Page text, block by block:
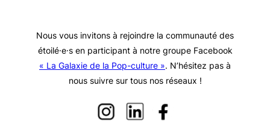
Nous vous invitons à rejoindre la communauté des
étoilé·e·s en participant à notre groupe Facebook
« La Galaxie de la Pop-culture ». N’hésitez pas à
nous suivre sur tous nos réseaux !